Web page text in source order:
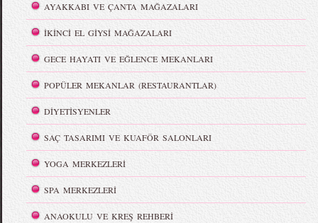
AYAKKABI VE ÇANTA MAĞAZALARI
İKİNCİ EL GİYSİ MAĞAZALARI
GECE HAYATI VE EĞLENCE MEKANLARI
POPÜLER MEKANLAR (RESTAURANTLAR)
DİYETİSYENLER
SAÇ TASARIMI VE KUAFÖR SALONLARI
YOGA MERKEZLERİ
SPA MERKEZLERİ
ANAOKULU VE KREŞ REHBERİ